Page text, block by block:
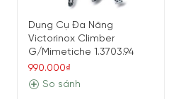
Dụng Cụ Đa Năng
Victorinox Climber
G/Mimetiche 1.3703.94
990.000₫
So sánh